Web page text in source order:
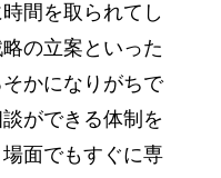
間を取られてし
の立案といった
かになりがちで
ができる体制を
面でもすぐに専